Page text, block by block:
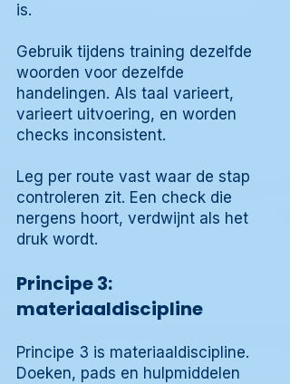
is.
Gebruik tijdens training dezelfde
woorden voor dezelfde
handelingen. Als taal varieert,
varieert uitvoering, en worden
checks inconsistent.
Leg per route vast waar de stap
controleren zit. Een check die
nergens hoort, verdwijnt als het
druk wordt.
Principe 3:
materiaaldiscipline
Principe 3 is materiaaldiscipline.
Doeken, pads en hulpmiddelen